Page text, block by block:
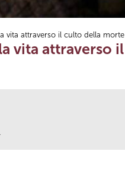
vita attraverso il culto della morte
vita attraverso il
.